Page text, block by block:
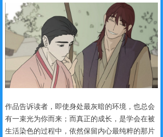
作品告诉读者，即使身处最灰暗的环境，也总会
有一束光为你而来；而真正的成长，是学会在被
生活染色的过程中，依然保留内心最纯粹的那片